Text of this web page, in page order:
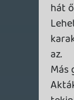
És erre
csakis
De
"Baromi
Vadertől"